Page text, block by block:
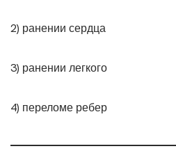
2) ранении сердца
3) ранении легкого
4) переломе ребер